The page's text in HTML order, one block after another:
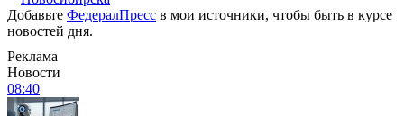
Добавьте ФедералПресс в мои источники, чтобы быть в курсе
новостей дня.
Реклама
Новости
08:40